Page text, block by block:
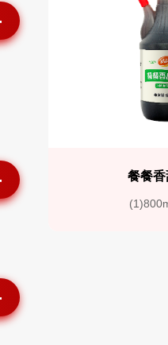
餐餐